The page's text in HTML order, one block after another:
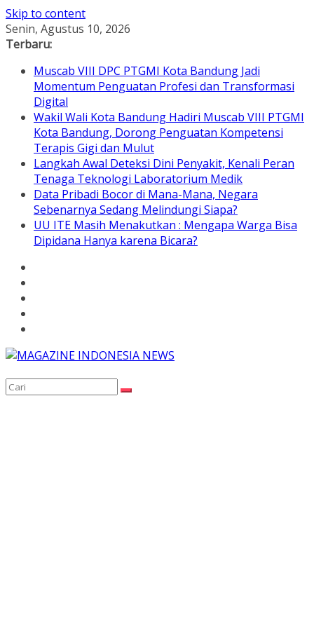
Skip to content
Senin, Agustus 10, 2026
Terbaru:
Muscab VIII DPC PTGMI Kota Bandung Jadi
Momentum Penguatan Profesi dan Transformasi
Digital
Wakil Wali Kota Bandung Hadiri Muscab VIII PTGMI
Kota Bandung, Dorong Penguatan Kompetensi
Terapis Gigi dan Mulut
Langkah Awal Deteksi Dini Penyakit, Kenali Peran
Tenaga Teknologi Laboratorium Medik
Data Pribadi Bocor di Mana-Mana, Negara
Sebenarnya Sedang Melindungi Siapa?
UU ITE Masih Menakutkan : Mengapa Warga Bisa
Dipidana Hanya karena Bicara?